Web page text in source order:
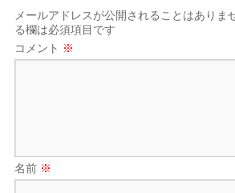
メールアドレスが公開されることはありま
る欄は必須項目です
コメント ※
名前 ※